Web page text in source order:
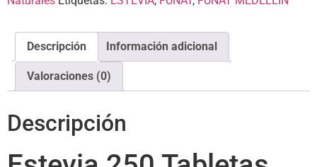
Descripción Información adicional
Valoraciones (0)
Descripción